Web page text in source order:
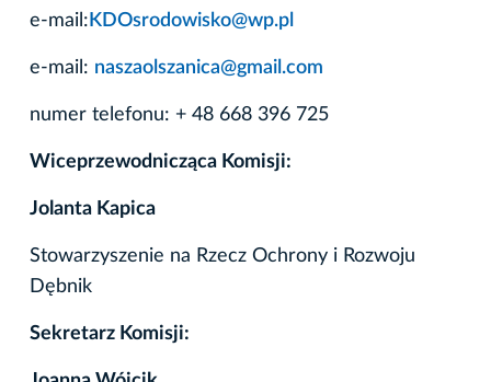
e-mail: KDOsrodowisko@wp.pl
e-mail: naszaolszanica@gmail.com
numer telefonu: + 48 668 396 725
Wiceprzewodnicząca Komisji:
Jolanta Kapica
Stowarzyszenie na Rzecz Ochrony i Rozwoju
Dębnik
Sekretarz Komisji: